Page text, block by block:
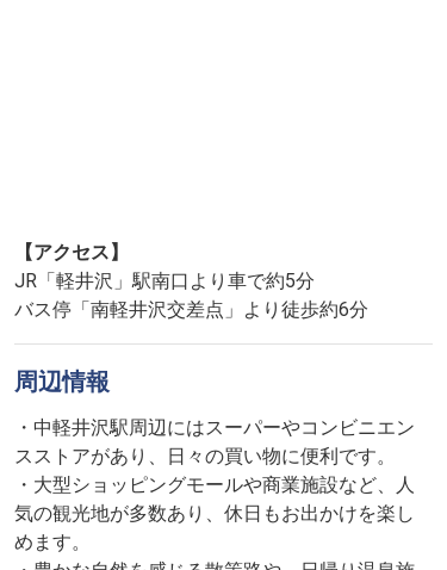
【アクセス】
JR「軽井沢」駅南口より車で約5分
バス停「南軽井沢交差点」より徒歩約6分
周辺情報
・中軽井沢駅周辺にはスーパーやコンビニエン
スストアがあり、日々の買い物に便利です。
・大型ショッピングモールや商業施設など、人
気の観光地が多数あり、休日もお出かけを楽し
めます。